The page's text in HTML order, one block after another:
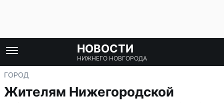
НОВОСТИ
НИЖНЕГО НОВГОРОДА
ГОРОД
Жителям Нижегородской